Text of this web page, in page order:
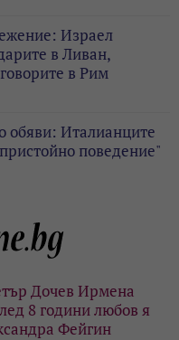
Израел
в Ливан,
в Рим
обяви: Италианците
поведение"
Дочев Ирмена
8 години любов я
Фейгин